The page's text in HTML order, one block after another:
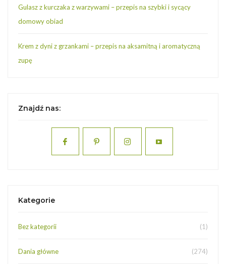
Gulasz z kurczaka z warzywami – przepis na szybki i sycący
domowy obiad
Krem z dyni z grzankami – przepis na aksamitną i aromatyczną
zupę
Znajdź nas:
Kategorie
Bez kategorii (1)
Dania główne (274)